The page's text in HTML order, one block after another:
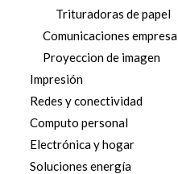
Trituradoras de papel
Comunicaciones empresa
Proyeccion de imagen
Impresión
Redes y conectividad
Computo personal
Electrónica y hogar
Soluciones energía